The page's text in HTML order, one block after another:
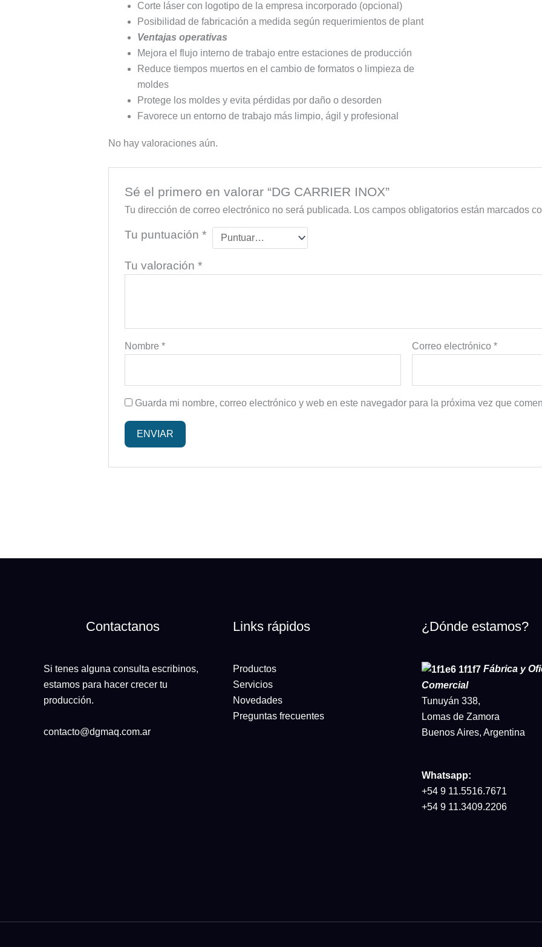
Corte láser con logotipo de la empresa incorporado (opcional)
Posibilidad de fabricación a medida según requerimientos de plant
Ventajas operativas
Mejora el flujo interno de trabajo entre estaciones de producción
Reduce tiempos muertos en el cambio de formatos o limpieza de
moldes
Protege los moldes y evita pérdidas por daño o desorden
Favorece un entorno de trabajo más limpio, ágil y profesional
No hay valoraciones aún.
Sé el primero en valorar “DG CARRIER INOX”
Tu dirección de correo electrónico no será publicada. Los campos obligatorios están marcados
Tu puntuación*
Tu valoración*
Nombre* Correo electrónico*
Guarda mi nombre, correo electrónico y web en este navegador para la próxima vez que
Contactanos
Si tenes alguna consulta escribinos,
estamos para hacer crecer tu
producción.
contacto@dgmaq.com.ar
Links rápidos
Productos
Servicios
Novedades
Preguntas frecuentes
¿Dónde estamos?
Fábrica y
Comercial
Tunuyán 338,
Lomas de Zamora
Buenos Aires, Argentina
Whatsapp:
+54 9 11.5516.7671
+54 9 11.3409.2206